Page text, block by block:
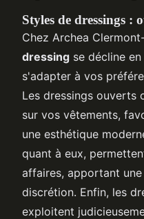
Styles de dressings :
Chez Archea
dressing se décline
s'adapter à vos
Les dressings ouverts
sur vos vêtements,
une esthétique
quant à eux,
affaires, apportant
discrétion. Enfin, les
exploitent